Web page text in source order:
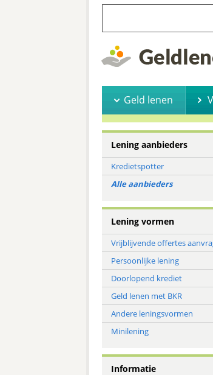
Geld lenen
Lening aanbieders
Kredietspotter
Alle aanbieders
Lening vormen
Vrijblijvende offertes
Persoonlijke lening
Doorlopend krediet
Geld lenen met BKR
Andere leningsvormen
Minilening
Informatie